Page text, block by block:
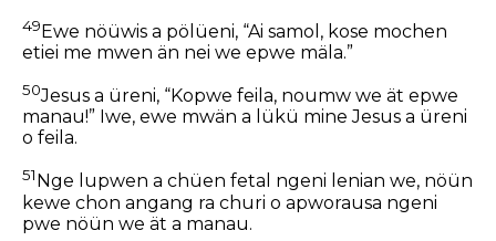
49Ewe nöüwis a pölüeni, “Ai samol, kose mochen
etiei me mwen än nei we epwe mäla.”
50Jesus a üreni, “Kopwe feila, noumw we ät epwe
manau!” Iwe, ewe mwän a lükü mine Jesus a üreni
o feila.
51 Nge lupwen a chüen fetal ngeni lenian we, nöün
kewe chon angang ra churi o apworausa ngeni
pwe nöün we ät a manau.